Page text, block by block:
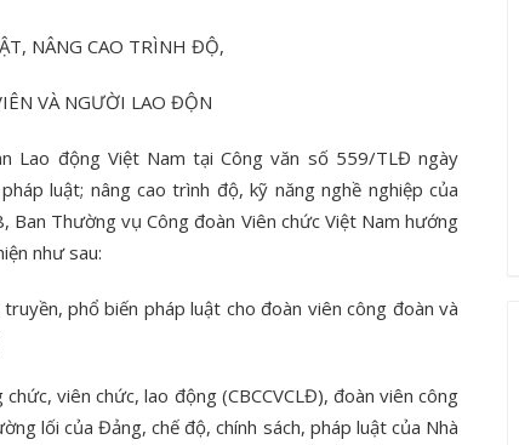
NÂNG CAO TRÌNH ĐỘ,
VÀ NGƯỜI LAO ĐỘN
Lao động Việt Nam tại Công văn số 559/TLĐ ngày
luật; nâng cao trình độ, kỹ năng nghề nghiệp của
Ban Thường vụ Công đoàn Viên chức Việt Nam hướng
như sau:
phổ biến pháp luật cho đoàn viên công đoàn và
viên chức, lao động (CBCCVCLĐ), đoàn viên công
lối của Đảng, chế độ, chính sách, pháp luật của Nhà
ĐẠI HỌC KỸ
DỰNG MÔ HÌNH
ỨC” NĂM HỌC 2025
– 2026
ĐOÀN THANH NIÊN – HỘI SINH
SINH VIÊN CTUT VỚI AN TOÀN
GIAO THÔNG NĂM 2026”